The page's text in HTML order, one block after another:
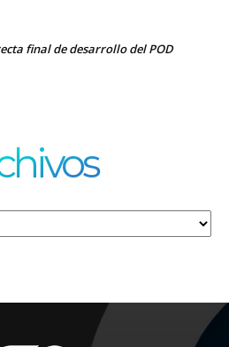
final de desarrollo del POD